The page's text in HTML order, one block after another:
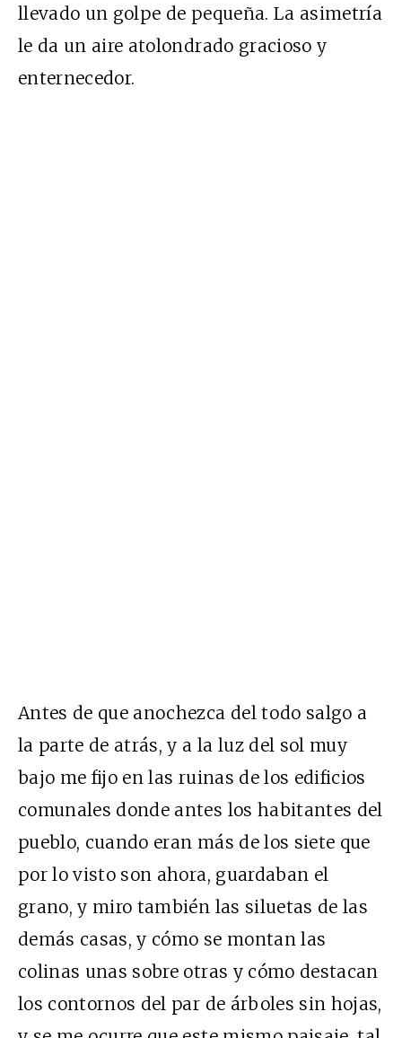
llevado un golpe de pequeña. La asimetría
le da un aire atolondrado gracioso y
enternecedor.
Antes de que anochezca del todo salgo a
la parte de atrás, y a la luz del sol muy
bajo me fijo en las ruinas de los edificios
comunales donde antes los habitantes del
pueblo, cuando eran más de los siete que
por lo visto son ahora, guardaban el
grano, y miro también las siluetas de las
demás casas, y cómo se montan las
colinas unas sobre otras y cómo destacan
los contornos del par de árboles sin hojas,